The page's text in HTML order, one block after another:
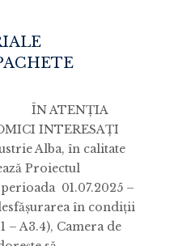
ATENŢIA
INTERESAŢI
Alba, în calitate
Proiectul
01.07.2025 –
în condiții
– A3.4), Camera de